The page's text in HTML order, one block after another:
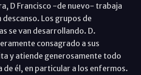
D Francisco -de nuevo- trabaja
Los grupos de
se van desarrollando. D.
consagrado a sus
y atiende generosamente todo
de él, en particular a los enfermos.